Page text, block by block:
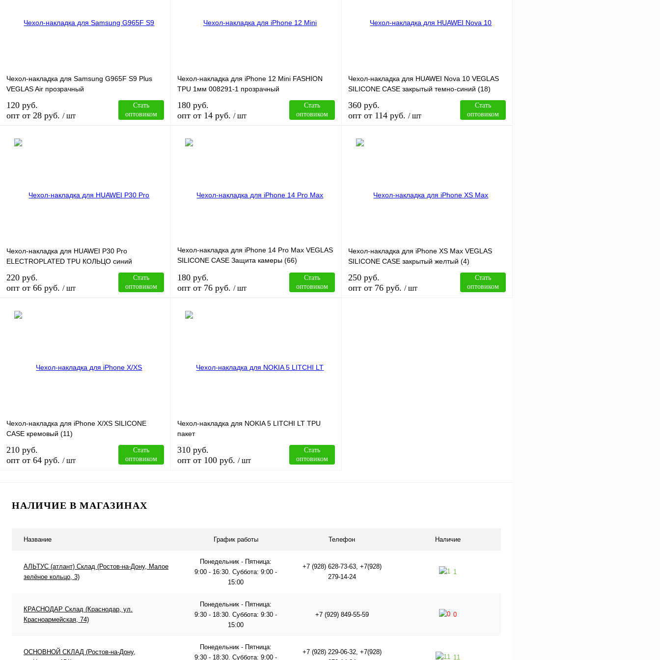
Чехол-накладка для Samsung G965F S9 Plus
VEGLAS Air прозрачный
120 руб.
опт от 28 руб. / шт
Стать
оптовиком
В избранное
В
Чехол-накладка для iPhone 12 Mini FASHION
TPU 1мм 008291-1 прозрачный
180 руб.
опт от 14 руб. / шт
Стать
оптовиком
В избранное
В
Чехол-накладка для HUAWEI Nova 10 VEGLAS
SILICONE CASE закрытый темно-синий (18)
360 руб.
опт от 114 руб. / шт
Стать
оптовиком
В избранное
В
Чехол-накладка для HUAWEI P30 Pro
ELECTROPLATED TPU КОЛЬЦО синий
220 руб.
опт от 66 руб. / шт
Стать
оптовиком
В избранное
В
Чехол-накладка для iPhone 14 Pro Max VEGLAS
SILICONE CASE Защита камеры (66)
180 руб.
опт от 76 руб. / шт
Стать
оптовиком
В избранное
В
Чехол-накладка для iPhone XS Max VEGLAS
SILICONE CASE закрытый желтый (4)
250 руб.
опт от 76 руб. / шт
Стать
оптовиком
Чехол-накладка для iPhone X/XS SILICONE
CASE кремовый (11)
210 руб.
опт от 64 руб. / шт
Стать
оптовиком
В корзину
В избранное
Чехол-накладка для NOKIA 5 LITCHI LT TPU
пакет
310 руб.
опт от 100 руб. / шт
Стать
оптовиком
В избранное
НАЛИЧИЕ В МАГАЗИНАХ
Название График работы Телефон Наличие
АЛЬТУС (атлант) Склад (Ростов-на-Дону, Малое
зелёное кольцо, 3)
Понедельник - Пятница:
9:00 - 16:30. Суббота: 9:00 -
15:00
+7 (928) 628-73-63, +7(928)
279-14-24
1
КРАСНОДАР Склад (Краснодар, ул.
Красноармейская, 74)
Понедельник - Пятница:
9:30 - 18:30. Суббота: 9:30 -
15:00
+7 (929) 849-55-59 0
ОСНОВНОЙ СКЛАД (Ростов-на-Дону,
Понедельник - Пятница:
9:30 - 18:30. Суббота: 9:00 -
+7 (928) 229-06-32, +7(928)
11